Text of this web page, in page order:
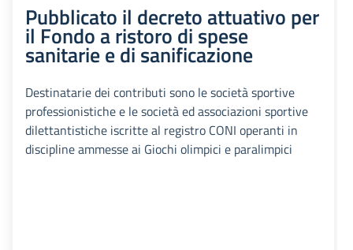
Pubblicato il decreto attuativo per
il Fondo a ristoro di spese
sanitarie e di sanificazione
Destinatarie dei contributi sono le società sportive
professionistiche e le società ed associazioni sportive
dilettantistiche iscritte al registro CONI operanti in
discipline ammesse ai Giochi olimpici e paralimpici